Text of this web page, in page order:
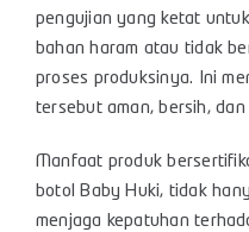
pengujian yang ketat
bahan haram atau tidak
proses produksinya. Ini
tersebut aman, bersih,
Manfaat produk
botol Baby Huki, tidak
menjaga kepatuhan